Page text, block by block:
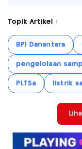
Topik Artikel :
BPI Danantara
pengelolaan
PLTSa listrik